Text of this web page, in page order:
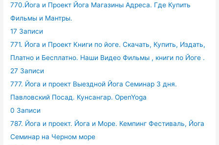
770.Йога и Проект Йога Магазины Адреса. Где Купить
Фильмы и Мантры.
17 Записи
771. Йога и Проект Книги по йоге. Скачать, Купить, Издать,
Платно и Бесплатно. Наши Видео Фильмы , книги по Йоге .
27 Записи
777. Йога и проект Выездной Йога Семинар 3 дня.
Павловский Посад. Кунсангар. OpenYoga
0 Записи
787. Йога и проект. Йога и Море. Кемпинг Фестиваль, Йога
Семинар на Черном море